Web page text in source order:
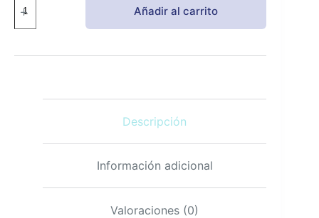
Melatonina
10mg
dosis
cantidad
Añadir al carrito
Descripción
Información adicional
Valoraciones (0)